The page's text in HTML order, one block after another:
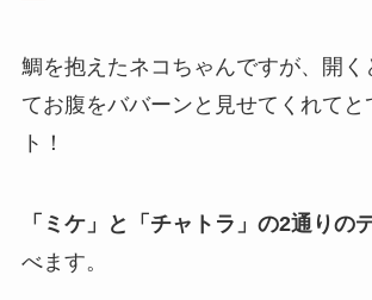
鯛を抱えたネコちゃんですが、開く
てお腹をババーンと見せてくれてと
ト！
「ミケ」と「チャトラ」の2通りの
べます。